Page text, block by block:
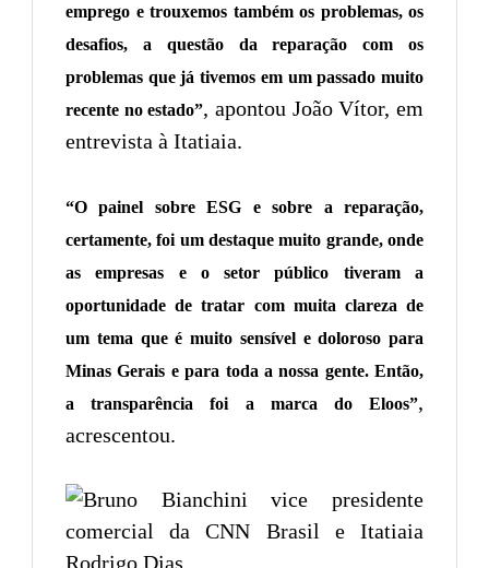
emprego e trouxemos também os problemas, os
desafios, a questão da reparação com os
problemas que já tivemos em um passado muito
recente no estado”, apontou João Vítor, em
entrevista à Itatiaia.
“O painel sobre ESG e sobre a reparação,
certamente, foi um destaque muito grande, onde
as empresas e o setor público tiveram a
oportunidade de tratar com muita clareza de
um tema que é muito sensível e doloroso para
Minas Gerais e para toda a nossa gente. Então,
a transparência foi a marca do Eloos”,
acrescentou.